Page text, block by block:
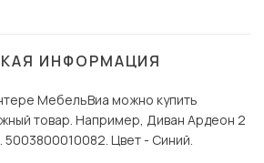
ИНФОРМАЦИЯ
МебельВиа можно купить
товар. Например, Диван Ардеон 2
5003800010082. Цвет - Синий.